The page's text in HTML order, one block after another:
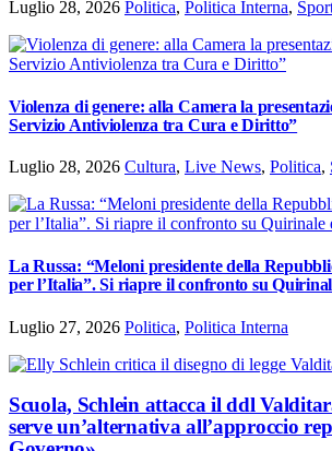
Luglio 28, 2026 Politica, Politica Interna,
Violenza di genere: alla Camera la
Servizio Antiviolenza tra Cura e Diritto”
Luglio 28, 2026 Cultura, Live News, Politica,
La Russa: “Meloni presidente della
per l’Italia”. Si riapre il confronto su
Luglio 27, 2026 Politica, Politica Interna
Scuola, Schlein attacca il ddl
serve un’alternativa all’approccio